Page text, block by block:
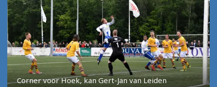
Corner voor Hoek, kan Gert-Jan van Leiden